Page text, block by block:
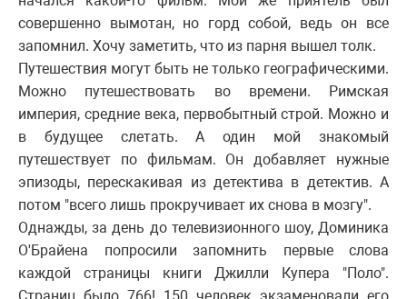
совершенно вымотан, но горд собой, ведь он все
запомнил. Хочу заметить, что из парня вышел толк.
Путешествия могут быть не только географическими.
Можно путешествовать во времени. Римская
империя, средние века, первобытный строй. Можно и
в будущее слетать. А один мой знакомый
путешествует по фильмам. Он добавляет нужные
эпизоды, перескакивая из детектива в детектив. А
потом "всего лишь прокручивает их снова в мозгу".
Однажды, за день до телевизионного шоу, Доминика
О'Брайена попросили запомнить первые слова
каждой страницы книги Джилли Купера "Поло".